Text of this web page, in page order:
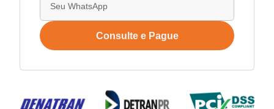
Consulte e Pague